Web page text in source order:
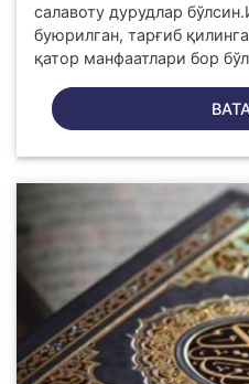
салавоту дурудлар
буюрилган, тарғиб
қатор манфаатлари бор